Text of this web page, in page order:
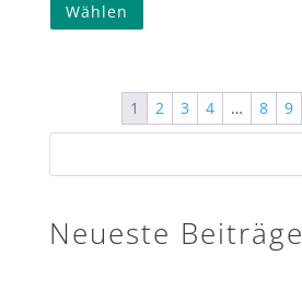
Wählen
1 2 3 4 … 8 9
Neueste Beiträge